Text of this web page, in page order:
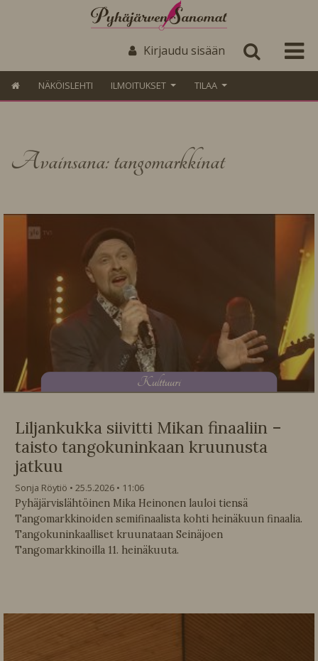
Kirjaudu sisään
NÄKÖISLEHTI ILMOITUKSET TILAA
Avainsana: tangomarkkinat
Kulttuuri
Liljankukka siivitti Mikan finaaliin –
taisto tangokuninkaan kruunusta
jatkuu
Sonja Röytiö 25.5.2026
11:06
Pyhäjärvislähtöinen Mika Heinonen lauloi tiensä
Tangomarkkinoiden semifinaalista kohti heinäkuun finaalia.
Tangokuninkaalliset kruunataan Seinäjoen
Tangomarkkinoilla 11. heinäkuuta.